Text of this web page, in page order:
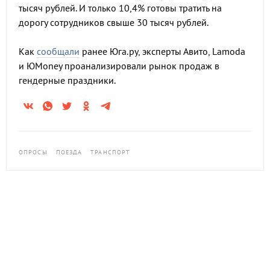
тысяч рублей. И только 10,4% готовы тратить на
дорогу сотрудников свыше 30 тысяч рублей.
Как сообщали ранее Юга.ру, эксперты Авито, Lamoda
и ЮMoney проанализировали рынок продаж в
гендерные праздники.
ОПРОСЫ ПОЕЗДА ТРАНСПОРТ